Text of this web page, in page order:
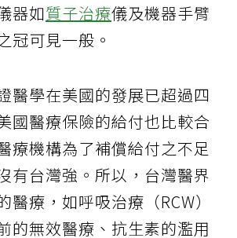
器如質子治療儀及機器手臂
冠可見一般。
醫學在美國的發展已超過四
國醫療保險的給付也比較合
療機構為了補償給付之不足
有台灣強。所以，台灣醫界
醫療，如呼吸治療（RCW）
的無效醫療、抗生素的濫用